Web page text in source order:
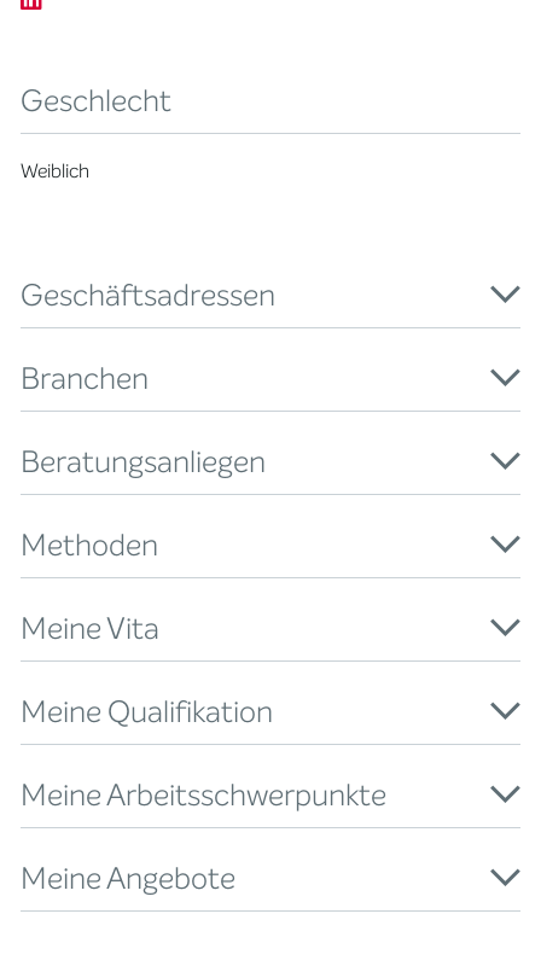
Geschlecht
Weiblich
Geschäftsadressen
Branchen
Beratungsanliegen
Methoden
Meine Vita
Meine Qualifikation
Meine Arbeitsschwerpunkte
Meine Angebote